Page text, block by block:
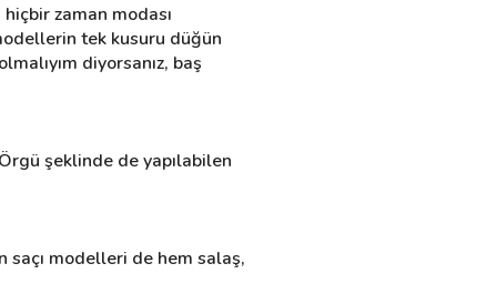
zaman modası
tek kusuru düğün
diyorsanız, baş
şeklinde de yapılabilen
saçı modelleri de hem salaş,